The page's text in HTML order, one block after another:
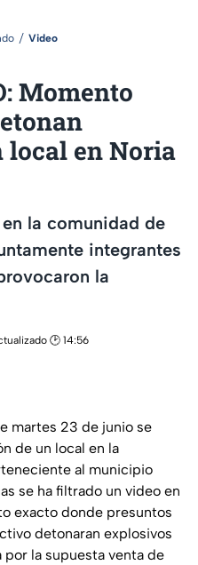
Video
Momento
local en Noria
la comunidad de
integrantes
la
🕑 14:56
martes 23 de junio se
de un local en la
al municipio
se ha filtrado un video en
exacto donde presuntos
detonaran explosivos
la supuesta venta de